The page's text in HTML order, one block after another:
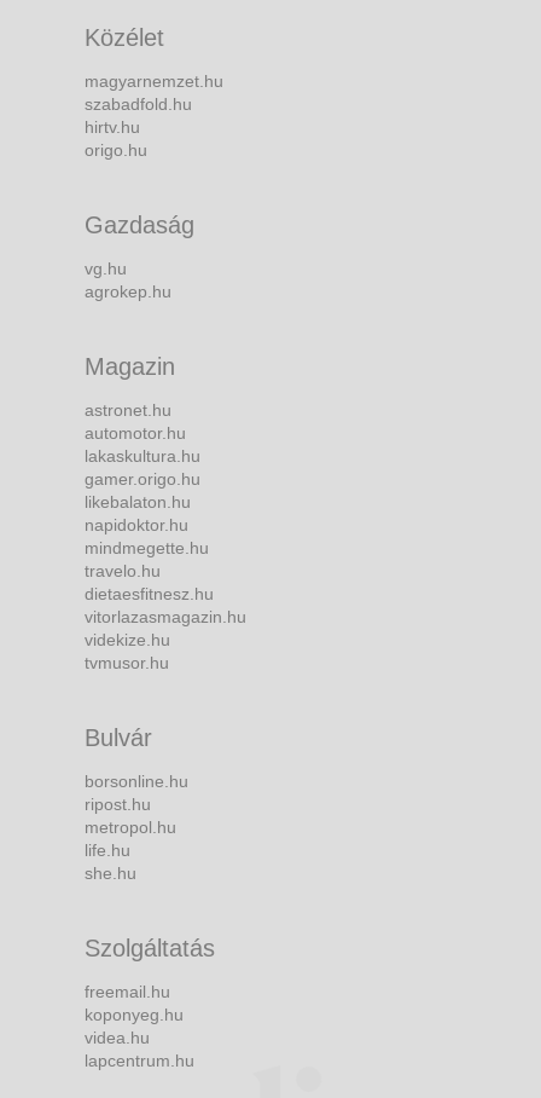
Közélet
magyarnemzet.hu
szabadfold.hu
hirtv.hu
origo.hu
Gazdaság
vg.hu
agrokep.hu
Magazin
astronet.hu
automotor.hu
lakaskultura.hu
gamer.origo.hu
likebalaton.hu
napidoktor.hu
mindmegette.hu
travelo.hu
dietaesfitnesz.hu
vitorlazasmagazin.hu
videkize.hu
tvmusor.hu
Bulvár
borsonline.hu
ripost.hu
metropol.hu
life.hu
she.hu
Szolgáltatás
freemail.hu
koponyeg.hu
videa.hu
lapcentrum.hu